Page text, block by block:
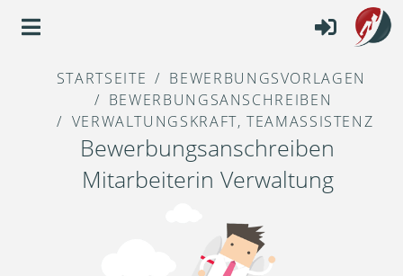
STARTSEITE
BEWERBUNGSVORLAGEN
BEWERBUNGSANSCHREIBEN
VERWALTUNGSKRAFT, TEAMASSISTENZ
Bewerbungsanschreiben
Mitarbeiterin Verwaltung